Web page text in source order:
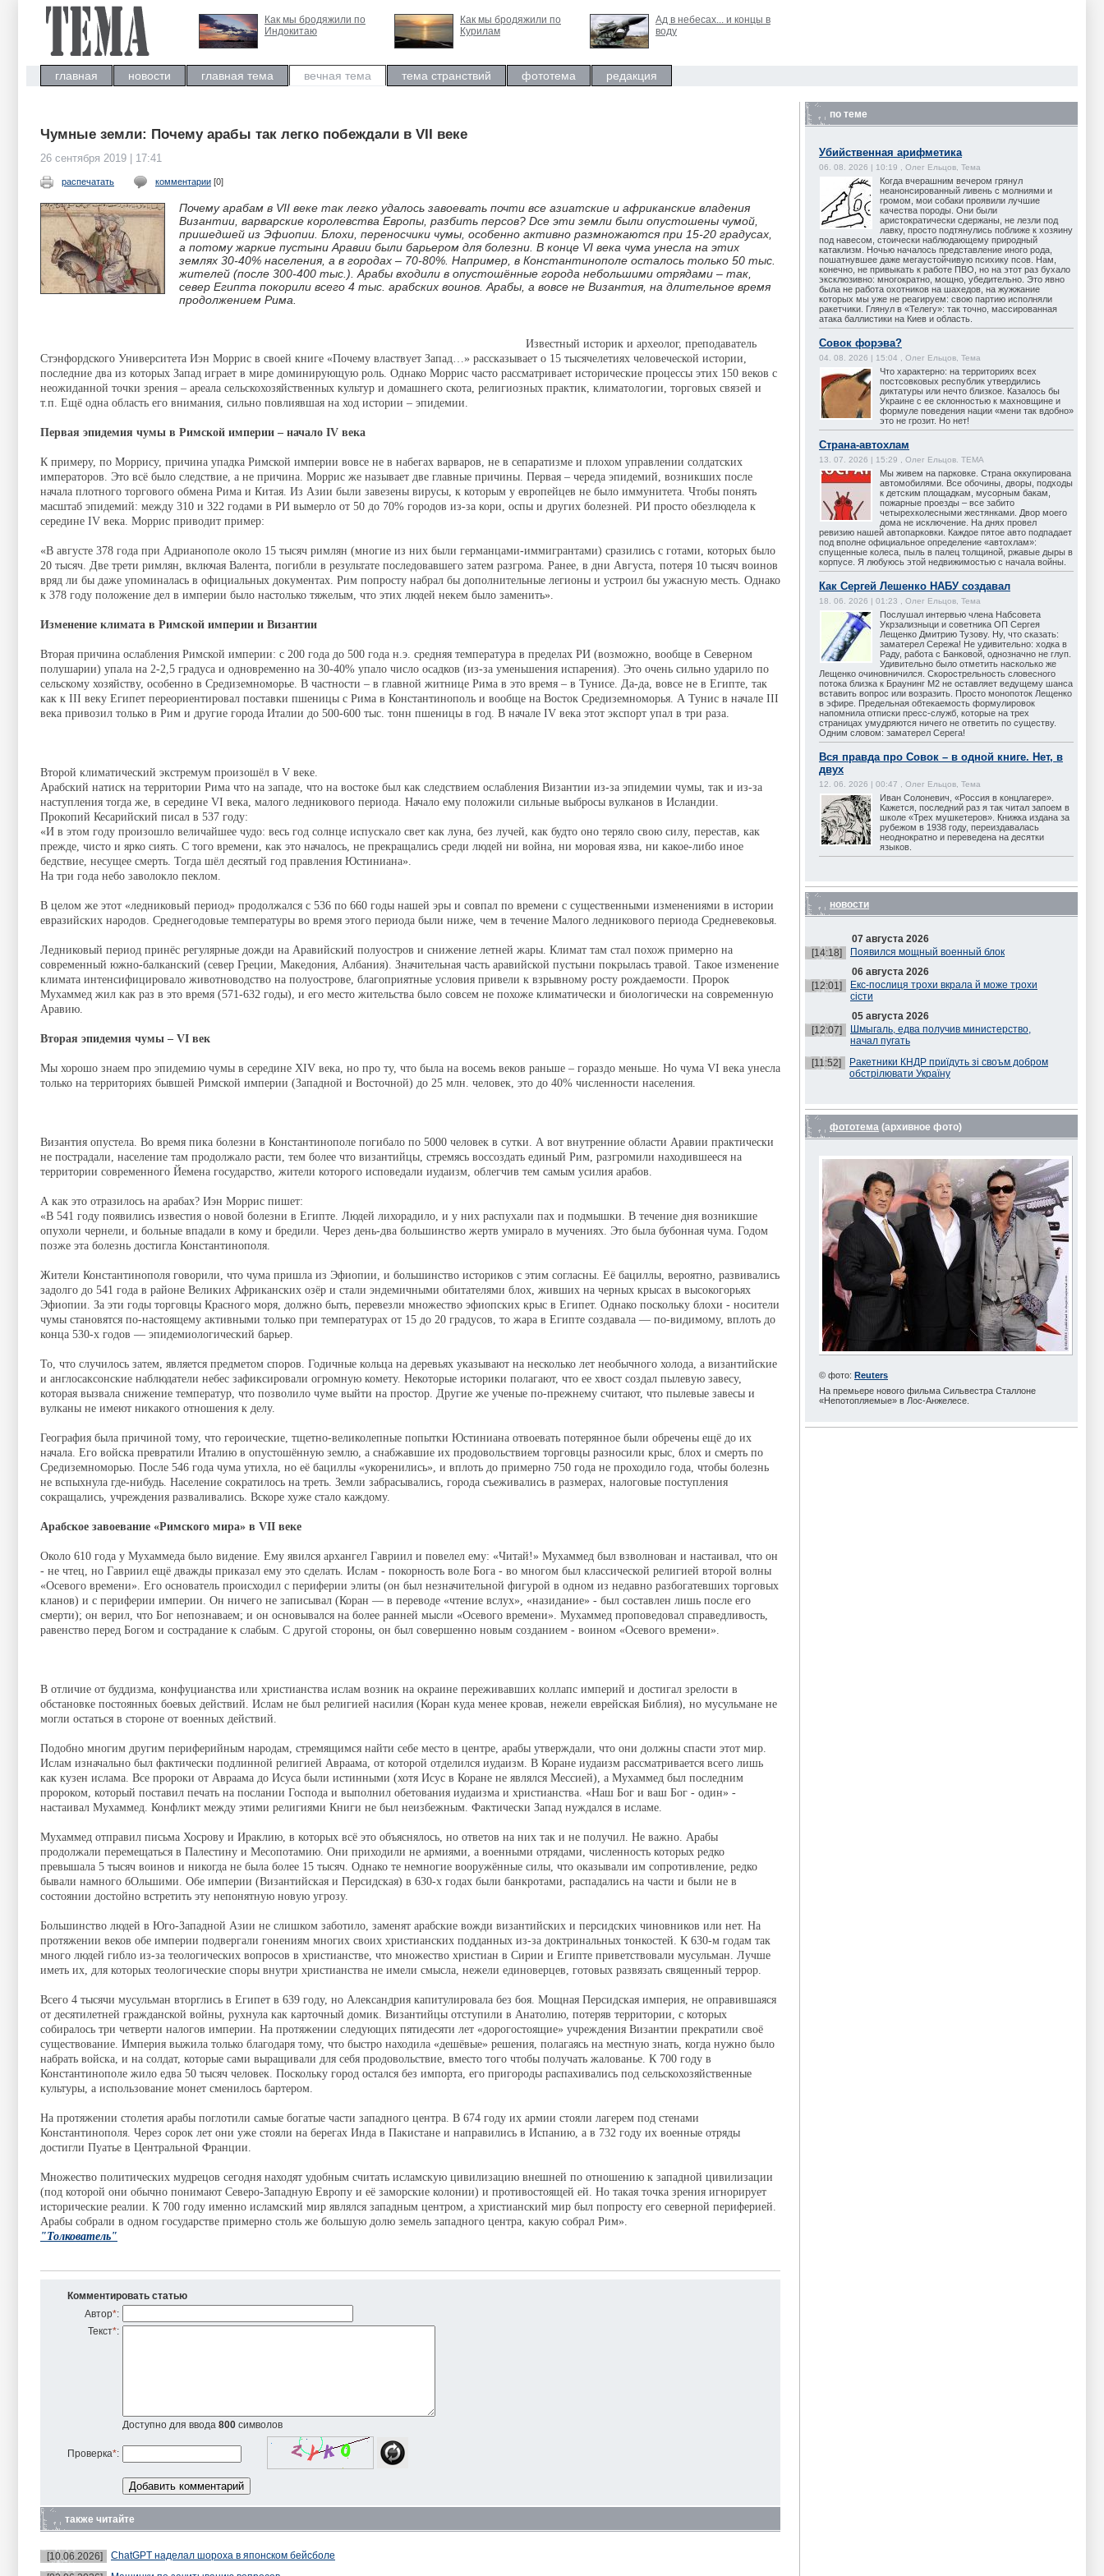
Как мы бродяжили по
Индокитаю
Как мы бродяжили по
Курилам
Ад в небесах... и концы в
воду
главная новости главная тема вечная тема тема странствий фототема редакция
Чумные земли: Почему арабы так легко побеждали в VII веке
26 сентября 2019 | 17:41
распечатать комментарии [0]
Почему арабам в VII веке так легко удалось завоевать почти все азиатские и африканские владения
Византии, варварские королевства Европы, разбить персов? Dсе эти земли были опустошены чумой,
пришедшей из Эфиопии. Блохи, переносчики чумы, особенно активно размножаются при 15-20 градусах,
а потому жаркие пустыни Аравии были барьером для болезни. В конце VI века чума унесла на этих
землях 30-40% населения, а в городах – 70-80%. Например, в Константинополе осталось только 50 тыс.
жителей (после 300-400 тыс.). Арабы входили в опустошённые города небольшими отрядами – так,
север Египта покорили всего 4 тыс. арабских воинов. Арабы, а вовсе не Византия, на длительное время
продолжением Рима.
Известный историк и археолог, преподаватель
Стэнфордского Университета Иэн Моррис в своей книге «Почему властвует Запад…» рассказывает о 15 тысячелетиях человеческой истории,
последние два из которых Запад играет в мире доминирующую роль. Однако Моррис часто рассматривает исторические процессы этих 150 веков с
неожиданной точки зрения – ареала сельскохозяйственных культур и домашнего скота, религиозных практик, климатологии, торговых связей и
т.п. Ещё одна область его внимания, сильно повлиявшая на ход истории – эпидемии.
Первая эпидемия чумы в Римской империи – начало IV века
К примеру, по Моррису, причина упадка Римской империи вовсе не в набегах варваров, не в сепаратизме и плохом управлении солдатских
императоров. Это всё было следствие, а не причина. Моррис же называет две главные причины. Первая – череда эпидемий, возникших после
начала плотного торгового обмена Рима и Китая. Из Азии были завезены вирусы, к которым у европейцев не было иммунитета. Чтобы понять
масштаб эпидемий: между 310 и 322 годами в РИ вымерло от 50 до 70% городов из-за кори, оспы и других болезней. РИ просто обезлюдела к
середине IV века. Моррис приводит пример:
«В августе 378 года при Адрианополе около 15 тысяч римлян (многие из них были германцами-иммигрантами) сразились с готами, которых было
20 тысяч. Две трети римлян, включая Валента, погибли в результате последовавшего затем разгрома. Ранее, в дни Августа, потеря 10 тысяч воинов
вряд ли бы даже упоминалась в официальных документах. Рим попросту набрал бы дополнительные легионы и устроил бы ужасную месть. Однако
к 378 году положение дел в империи было настолько тяжелым, что этих людей некем было заменить».
Изменение климата в Римской империи и Византии
Вторая причина ослабления Римской империи: с 200 года до 500 года н.э. средняя температура в пределах РИ (возможно, вообще в Северном
полушарии) упала на 2-2,5 градуса и одновременно на 30-40% упало число осадков (из-за уменьшения испарения). Это очень сильно ударило по
сельскому хозяйству, особенно в Средиземноморье. В частности – в главной житнице Рима в это время – в Тунисе. Да-да, вовсе не в Египте, так
как к III веку Египет переориентировал поставки пшеницы с Рима в Константинополь и вообще на Восток Средиземноморья. А Тунис в начале III
века привозил только в Рим и другие города Италии до 500-600 тыс. тонн пшеницы в год. В начале IV века этот экспорт упал в три раза.
Второй климатический экстремум произошёл в V веке.
Арабский натиск на территории Рима что на западе, что на востоке был как следствием ослабления Византии из-за эпидемии чумы, так и из-за
наступления тогда же, в середине VI века, малого ледникового периода. Начало ему положили сильные выбросы вулканов в Исландии.
Прокопий Кесарийский писал в 537 году:
«И в этом году произошло величайшее чудо: весь год солнце испускало свет как луна, без лучей, как будто оно теряло свою силу, перестав, как
прежде, чисто и ярко сиять. С того времени, как это началось, не прекращались среди людей ни война, ни моровая язва, ни какое-либо иное
бедствие, несущее смерть. Тогда шёл десятый год правления Юстиниана».
На три года небо заволокло пеклом.
В целом же этот «ледниковый период» продолжался с 536 по 660 годы нашей эры и совпал по времени с существенными изменениями в истории
евразийских народов. Среднегодовые температуры во время этого периода были ниже, чем в течение Малого ледникового периода Средневековья.
Ледниковый период принёс регулярные дожди на Аравийский полуостров и снижение летней жары. Климат там стал похож примерно на
современный южно-балканский (север Греции, Македония, Албания). Значительная часть аравийской пустыни покрылась травой. Такое изменение
климата интенсифицировало животноводство на полуострове, благоприятные условия привели к взрывному росту рождаемости. Пророк
Мухаммед жил как раз в это время (571-632 годы), и его место жительства было совсем не похоже климатически и биологически на современную
Аравию.
Вторая эпидемия чумы – VI век
Мы хорошо знаем про эпидемию чумы в середине XIV века, но про ту, что была на восемь веков раньше – гораздо меньше. Но чума VI века унесла
только на территориях бывшей Римской империи (Западной и Восточной) до 25 млн. человек, это до 40% численности населения.
Византия опустела. Во время пика болезни в Константинополе погибало по 5000 человек в сутки. А вот внутренние области Аравии практически
не пострадали, население там продолжало расти, тем более что византийцы, стремясь воссоздать единый Рим, разгромили находившееся на
территории современного Йемена государство, жители которого исповедали иудаизм, облегчив тем самым усилия арабов.
А как это отразилось на арабах? Иэн Моррис пишет:
«В 541 году появились известия о новой болезни в Египте. Людей лихорадило, и у них распухали пах и подмышки. В течение дня возникшие
опухоли чернели, и больные впадали в кому и бредили. Через день-два большинство жертв умирало в мучениях. Это была бубонная чума. Годом
позже эта болезнь достигла Константинополя.
Жители Константинополя говорили, что чума пришла из Эфиопии, и большинство историков с этим согласны. Её бациллы, вероятно, развивались
задолго до 541 года в районе Великих Африканских озёр и стали эндемичными обитателями блох, живших на черных крысах в высокогорьях
Эфиопии. За эти годы торговцы Красного моря, должно быть, перевезли множество эфиопских крыс в Египет. Однако поскольку блохи - носители
чумы становятся по-настоящему активными только при температурах от 15 до 20 градусов, то жара в Египте создавала — по-видимому, вплоть до
конца 530-х годов — эпидемиологический барьер.
То, что случилось затем, является предметом споров. Годичные кольца на деревьях указывают на несколько лет необычного холода, а византийские
и англосаксонские наблюдатели небес зафиксировали огромную комету. Некоторые историки полагают, что ее хвост создал пылевую завесу,
которая вызвала снижение температур, что позволило чуме выйти на простор. Другие же ученые по-прежнему считают, что пылевые завесы и
вулканы не имеют никакого отношения к делу.
География была причиной тому, что героические, тщетно-великолепные попытки Юстиниана отвоевать потерянное были обречены ещё до их
начала. Его войска превратили Италию в опустошённую землю, а снабжавшие их продовольствием торговцы разносили крыс, блох и смерть по
Средиземноморью. После 546 года чума утихла, но её бациллы «укоренились», и вплоть до примерно 750 года не проходило года, чтобы болезнь
не вспыхнула где-нибудь. Население сократилось на треть. Земли забрасывались, города съеживались в размерах, налоговые поступления
сокращались, учреждения разваливались. Вскоре хуже стало каждому.
Арабское завоевание «Римского мира» в VII веке
Около 610 года у Мухаммеда было видение. Ему явился архангел Гавриил и повелел ему: «Читай!» Мухаммед был взволнован и настаивал, что он
- не чтец, но Гавриил ещё дважды приказал ему это сделать. Ислам - покорность воле Бога - во многом был классической религией второй волны
«Осевого времени». Его основатель происходил с периферии элиты (он был незначительной фигурой в одном из недавно разбогатевших торговых
кланов) и с периферии империи. Он ничего не записывал (Коран — в переводе «чтение вслух», «назидание» - был составлен лишь после его
смерти); он верил, что Бог непознаваем; и он основывался на более ранней мысли «Осевого времени». Мухаммед проповедовал справедливость,
равенство перед Богом и сострадание к слабым. С другой стороны, он был совершенно новым созданием - воином «Осевого времени».
В отличие от буддизма, конфуцианства или христианства ислам возник на окраине переживавших коллапс империй и достигал зрелости в
обстановке постоянных боевых действий. Ислам не был религией насилия (Коран куда менее кровав, нежели еврейская Библия), но мусульмане не
могли остаться в стороне от военных действий.
Подобно многим другим периферийным народам, стремящимся найти себе место в центре, арабы утверждали, что они должны спасти этот мир.
Ислам изначально был фактически подлинной религией Авраама, от которой отделился иудаизм. В Коране иудаизм рассматривается всего лишь
как кузен ислама. Все пророки от Авраама до Исуса были истинными (хотя Исус в Коране не являлся Мессией), а Мухаммед был последним
пророком, который поставил печать на послании Господа и выполнил обетования иудаизма и христианства. «Наш Бог и ваш Бог - один» -
настаивал Мухаммед. Конфликт между этими религиями Книги не был неизбежным. Фактически Запад нуждался в исламе.
Мухаммед отправил письма Хосрову и Ираклию, в которых всё это объяснялось, но ответов на них так и не получил. Не важно. Арабы
продолжали перемещаться в Палестину и Месопотамию. Они приходили не армиями, а военными отрядами, численность которых редко
превышала 5 тысяч воинов и никогда не была более 15 тысяч. Однако те немногие вооружённые силы, что оказывали им сопротивление, редко
бывали намного бОльшими. Обе империи (Византийская и Персидская) в 630-х годах были банкротами, распадались на части и были не в
состоянии достойно встретить эту непонятную новую угрозу.
Большинство людей в Юго-Западной Азии не слишком заботило, заменят арабские вожди византийских и персидских чиновников или нет. На
протяжении веков обе империи подвергали гонениям многих своих христианских подданных из-за доктринальных тонкостей. К 630-м годам так
много людей гибло из-за теологических вопросов в христианстве, что множество христиан в Сирии и Египте приветствовали мусульман. Лучше
иметь их, для которых теологические споры внутри христианства не имели смысла, нежели единоверцев, готовых развязать священный террор.
Всего 4 тысячи мусульман вторглись в Египет в 639 году, но Александрия капитулировала без боя. Мощная Персидская империя, не оправившаяся
от десятилетней гражданской войны, рухнула как карточный домик. Византийцы отступили в Анатолию, потеряв территории, с которых
собиралось три четверти налогов империи. На протяжении следующих пятидесяти лет «дорогостоящие» учреждения Византии прекратили своё
существование. Империя выжила только благодаря тому, что быстро находила «дешёвые» решения, полагаясь на местную знать, когда нужно было
набрать войска, и на солдат, которые сами выращивали для себя продовольствие, вместо того чтобы получать жалованье. К 700 году в
Константинополе жило едва 50 тысяч человек. Поскольку город остался без импорта, его пригороды распахивались под сельскохозяйственные
культуры, а использование монет сменилось бартером.
На протяжении столетия арабы поглотили самые богатые части западного центра. В 674 году их армии стояли лагерем под стенами
Константинополя. Через сорок лет они уже стояли на берегах Инда в Пакистане и направились в Испанию, а в 732 году их военные отряды
достигли Пуатье в Центральной Франции.
Множество политических мудрецов сегодня находят удобным считать исламскую цивилизацию внешней по отношению к западной цивилизации
(под которой они обычно понимают Северо-Западную Европу и её заморские колонии) и противостоящей ей. Но такая точка зрения игнорирует
исторические реалии. К 700 году именно исламский мир являлся западным центром, а христианский мир был попросту его северной периферией.
Арабы собрали в одном государстве примерно столь же большую долю земель западного центра, какую собрал Рим».
"Толкователь"
Комментировать статью
Автор*:
Текст*:
Доступно для ввода 800 символов
Проверка*:
также читайте
[10.06.2026]
ChatGPT наделал шороха в японском бейсболе
по теме
Убийственная арифметика
06. 08. 2026 | 10:19 , Олег Ельцов, Тема
Когда вчерашним вечером грянул
неанонсированный ливень с молниями и
громом, мои собаки проявили лучшие
качества породы. Они были
аристократически сдержаны, не лезли под
лавку, просто подтянулись поближе к хозяину
под навесом, стоически наблюдающему природный
катаклизм. Ночью началось представление иного рода,
пошатнувшее даже мегаустойчивую психику псов. Нам,
конечно, не привыкать к работе ПВО, но на этот раз бухало
эксклюзивно: многократно, мощно, убедительно. Это явно
была не работа охотников на шахедов, на жужжание
которых мы уже не реагируем: свою партию исполняли
ракетчики. Глянул в «Телегу»: так точно, массированная
атака баллистики на Киев и область.
Совок форэва?
04. 08. 2026 | 15:04 , Олег Ельцов, Тема
Что характерно: на территориях всех
постсовковых республик утвердились
диктатуры или нечто близкое. Казалось бы
Украине с ее склонностью к махновщине и
формуле поведения нации «мени так вдобно»
это не грозит. Но нет!
Страна-автохлам
13. 07. 2026 | 15:29 , Олег Ельцов. ТЕМА
Мы живем на парковке. Страна оккупирована
автомобилями. Все обочины, дворы, подходы
к детским площадкам, мусорным бакам,
пожарные проезды – все забито
четырехколесными жестянками. Двор моего
дома не исключение. На днях провел
ревизию нашей автопарковки. Каждое пятое авто подпадает
под вполне официальное определение «автохлам»:
спущенные колеса, пыль в палец толщиной, ржавые дыры в
корпусе. Я любуюсь этой недвижимостью с начала войны.
Как Сергей Лешенко НАБУ создавал
18. 06. 2026 | 01:23 , Олег Ельцов, Тема
Послушал интервью члена Набсовета
Укрзализныци и советника ОП Сергея
Лещенко Дмитрию Тузову. Ну, что сказать:
заматерел Сережа! Не удивительно: ходка в
Раду, работа с Банковой, однозначно не глуп.
Удивительно было отметить насколько же
Лещенко очиновничился. Скорострельность словесного
потока близка к Браунинг М2 не оставляет ведущему шанса
вставить вопрос или возразить. Просто монопоток Лещенко
в эфире. Предельная обтекаемость формулировок
напомнила отписки пресс-служб, которые на трех
страницах умудряются ничего не ответить по существу.
Одним словом: заматерел Серега!
Вся правда про Совок – в одной книге. Нет, в
двух
12. 06. 2026 | 00:47 , Олег Ельцов, Тема
Иван Солоневич, «Россия в концлагере».
Кажется, последний раз я так читал запоем в
школе «Трех мушкетеров». Книжка издана за
рубежом в 1938 году, переиздавалась
неоднократно и переведена на десятки
языков.
новости
07 августа 2026
[14:18]
Появился мощный военный блок
06 августа 2026
[12:01]
Екс-послиця трохи вкрала й може трохи
сісти
05 августа 2026
[12:07]
Шмыгаль, едва получив министерство,
начал пугать
[11:52]
Ракетники КНДР приїдуть зі своъм добром
обстрілювати Україну
фототема (архивное фото)
© фото: Reuters
На премьере нового фильма Сильвестра Сталлоне
«Непотопляемые» в Лос-Анжелесе.